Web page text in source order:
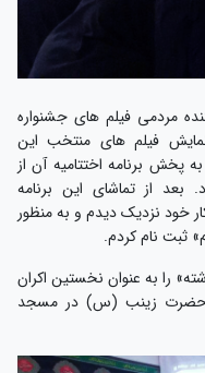
مردمی فیلم های جشنواره
فیلم های منتخب این
پخش برنامه اختتامیه آن از
ماه سال ۱۳۹۵ برمی‌گردد. بعد از تماشای این برنامه
خود نزدیک دیدم و به منظور
ثبت نام کردم.
را به عنوان نخستین اکران
حضرت زینب (س) در مسجد